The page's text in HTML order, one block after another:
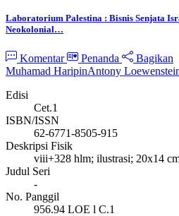
Laboratorium Palestina : Bisnis Senjata
Neokolonial…
Komentar Penanda
Bagikan
Muhamad HaripinAntony
Edisi
Cet.1
ISBN/ISSN
62-6771-8505-915
Deskripsi Fisik
viii+328 hlm; ilustrasi; 20x14
Judul Seri
-
No. Panggil
956.94 LOE l C.1